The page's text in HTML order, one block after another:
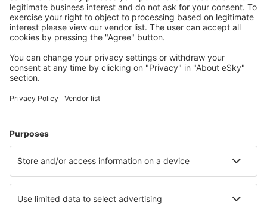
Ubytování dle vašeho gusta
Vyberte si z více než 1.3 milionu zařízení: hotelů,
Nejvyhledávanější hotely uživateli eSky
Hotely v Madridu Hotely v Maladze Hotely in Mijas
Hotely in Javea Hotely v San Sebastian